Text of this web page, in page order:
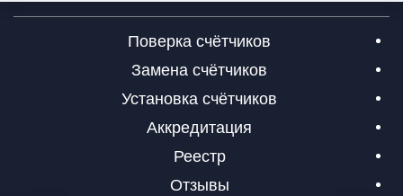
Поверка счётчиков
Замена счётчиков
Установка счётчиков
Аккредитация
Реестр
Отзывы